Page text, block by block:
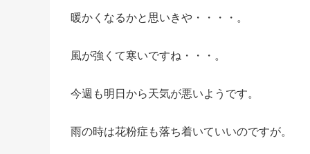
暖かくなるかと思いきや・・・・。
風が強くて寒いですね・・・。
今週も明日から天気が悪いようです。
雨の時は花粉症も落ち着いていいのですが。